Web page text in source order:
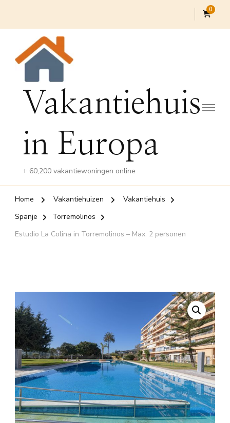
0
Vakantiehuis
in Europa
+ 60,200 vakantiewoningen online
Home Vakantiehuizen
Vakantiehuis
Spanje
Torremolinos
Estudio La Colina in Torremolinos – Max. 2 personen